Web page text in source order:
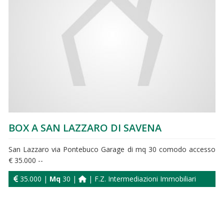
BOX A SAN LAZZARO DI SAVENA
San Lazzaro via Pontebuco Garage di mq 30 comodo accesso
€ 35.000 --
35.000 | Mq 30 | | F.Z. Intermediazioni Immobiliari